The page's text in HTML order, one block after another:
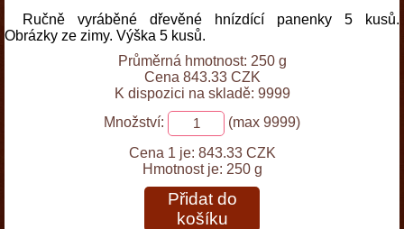
Ručně vyráběné dřevěné hnízdící panenky 5 kusů.
Obrázky ze zimy. Výška 5 kusů.
Průměrná hmotnost: 250 g
Cena 843.33 CZK
K dispozici na skladě: 9999
Množství:
(max 9999)
Cena 1 je: 843.33 CZK
Hmotnost je: 250 g
Přidat do
košíku